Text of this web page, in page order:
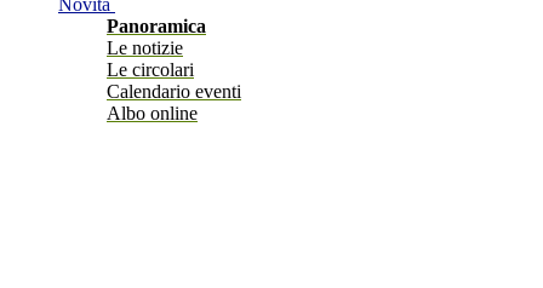
Novità
Panoramica
Le notizie
Le circolari
Calendario eventi
Albo online